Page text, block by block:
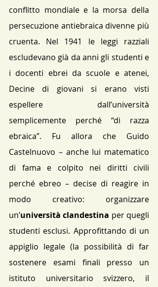
conflitto mondiale e la morsa della
persecuzione antiebraica divenne più
cruenta. Nel 1941 le leggi razziali
escludevano già da anni gli studenti e
i docenti ebrei da scuole e atenei​,
Decine di giovani si erano visti
espellere dall’università
semplicemente perché “di razza
ebraica”. Fu allora che Guido
Castelnuovo – anche lui matematico
di fama e colpito nei diritti civili
perché ebreo – decise di reagire in
modo creativo: organizzare
un’università clandestina per quegli
studenti esclusi. Approfittando di un
appiglio legale (la possibilità di far
sostenere esami finali presso un
istituto universitario svizzero, il